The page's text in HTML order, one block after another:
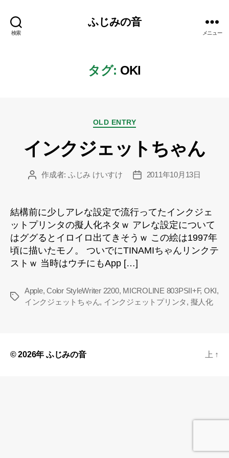
検索
ふじみの音
メニュー
タグ: OKI
カ
ゴ
リ
OLD ENTRY
インクジェットちゃん
投 作成者: ふじみ けいすけ
投
2011年10月13日
結構前に少しアレな設定で流行ってたインクジェ
ットプリンタの擬人化ネタｗ アレな設定について
はググるとイロイロ出てきそうｗ この絵は1997年
頃に描いたモノ。 ついでにTINAMIちゃんリンクテ
ストｗ 当時はウチにもApp […]
タ
Apple,Color StyleWriter 2200, MICROLINE 803PSII+F, OKI,
インクジェットちゃん, インクジェットプリンタ , 擬人化
© 2026年 ふじみの音 上 ↑